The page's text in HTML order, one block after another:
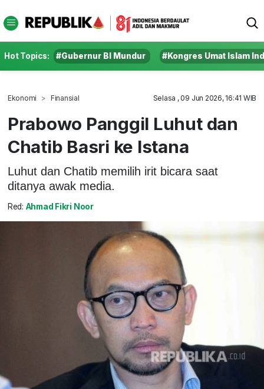
Hot Topics: #Gubernur BI Mundur #Kongres Umat Islam
Ekonomi Finansial Selasa , 09 Jun 2026, 16:41 WIB
Prabowo Panggil Luhut dan
Chatib Basri ke Istana
Luhut dan Chatib memilih irit bicara saat
ditanya awak media.
Red: Ahmad Fikri Noor